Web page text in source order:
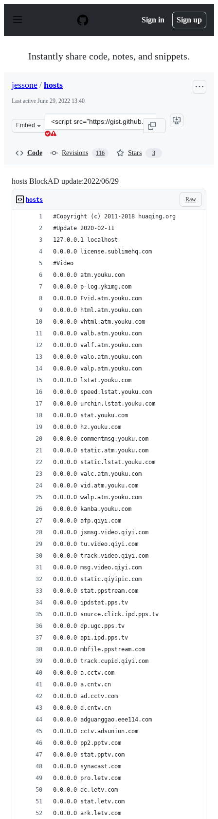
p
Sign in Sign up
Instantly share code, notes, and snippets.
jessone / hosts
Last active June 29, 2022 13:40
Embed
Clone
this
Code Revisions 116 Stars 3
hosts BlockAD update:2022/06/29
Raw
hosts
#Copyright (c) 2011-2018 huaqing.org
#Update 2020-02-11
127.0.0.1 localhost
0.0.0.0 license.sublimehq.com
#Video
0.0.0.0 atm.youku.com
0.0.0.0 p-log.ykimg.com
0.0.0.0 Fvid.atm.youku.com
0.0.0.0 html.atm.youku.com
0.0.0.0 vhtml.atm.youku.com
0.0.0.0 valb.atm.youku.com
0.0.0.0 valf.atm.youku.com
0.0.0.0 valo.atm.youku.com
0.0.0.0 valp.atm.youku.com
0.0.0.0 lstat.youku.com
0.0.0.0 speed.lstat.youku.com
0.0.0.0 urchin.lstat.youku.com
0.0.0.0 stat.youku.com
0.0.0.0 hz.youku.com
0.0.0.0 commentmsg.youku.com
0.0.0.0 static.atm.youku.com
0.0.0.0 static.lstat.youku.com
0.0.0.0 valc.atm.youku.com
0.0.0.0 vid.atm.youku.com
0.0.0.0 walp.atm.youku.com
0.0.0.0 kanba.youku.com
0.0.0.0 afp.qiyi.com
0.0.0.0 jsmsg.video.qiyi.com
0.0.0.0 tu.video.qiyi.com
0.0.0.0 track.video.qiyi.com
0.0.0.0 msg.video.qiyi.com
0.0.0.0 static.qiyipic.com
0.0.0.0 stat.ppstream.com
0.0.0.0 ipdstat.pps.tv
0.0.0.0 source.click.ipd.pps.tv
0.0.0.0 dp.ugc.pps.tv
0.0.0.0 api.ipd.pps.tv
0.0.0.0 mbfile.ppstream.com
0.0.0.0 track.cupid.qiyi.com
0.0.0.0 a.cctv.com
0.0.0.0 a.cntv.cn
0.0.0.0 ad.cctv.com
0.0.0.0 d.cntv.cn
0.0.0.0 adguanggao.eee114.com
0.0.0.0 cctv.adsunion.com
0.0.0.0 pp2.pptv.com
0.0.0.0 stat.pptv.com
0.0.0.0 synacast.com
0.0.0.0 pro.letv.com
0.0.0.0 dc.letv.com
0.0.0.0 stat.letv.com
0.0.0.0 ark.letv.com